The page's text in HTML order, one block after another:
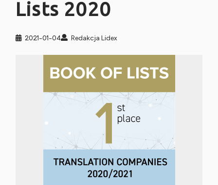
Lists 2020
2021-01-04 Redakcja Lidex